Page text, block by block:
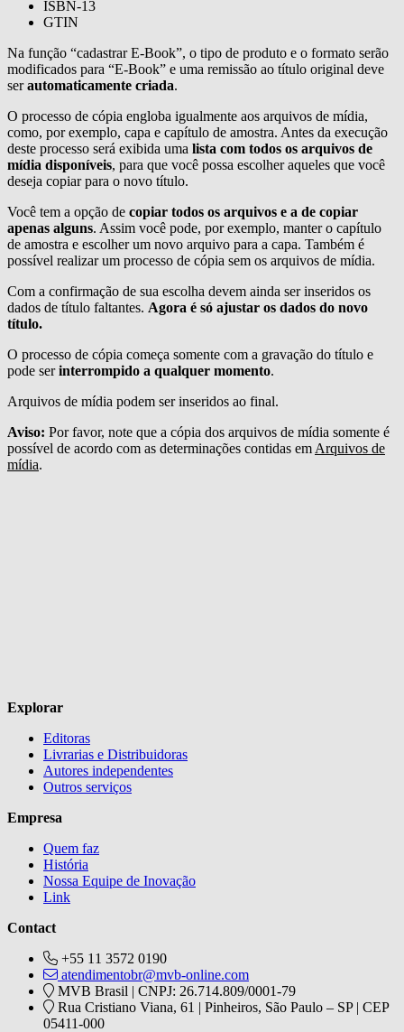
ISBN-13
GTIN
Na função “cadastrar E-Book”, o tipo de produto e o formato serão
modificados para “E-Book” e uma remissão ao título original deve
serautomaticamente criada.
O processo de cópia engloba igualmente aos arquivos de mídia,
como, por exemplo, capa e capítulo de amostra. Antes da execução
deste processo será exibida uma lista com todos os arquivos de
mídia disponíveis, para que você possa escolher aqueles que você
deseja copiar para o novo título.
Você tem a opção de copiar todos os arquivos e a de copiar
apenas alguns. Assim você pode, por exemplo, manter o capítulo
de amostra e escolher um novo arquivo para a capa. Também é
possível realizar um processo de cópia sem os arquivos de mídia.
Com a confirmação de sua escolha devem ainda ser inseridos os
dados de título faltantes. Agora é só ajustar os dados do novo
título.
O processo de cópia começa somente com a gravação do título e
pode serinterrompido a qualquer momento.
Arquivos de mídia podem ser inseridos ao final.
Aviso: Por favor, note que a cópia dos arquivos de mídia somente é
possível de acordo com as determinações contidas em Arquivos de
mídia.
Explorar
Editoras
Livrarias e Distribuidoras
Autores independentes
Outros serviços
Empresa
Quem faz
História
Nossa Equipe de Inovação
Link
Contact
+55 11 3572 0190
atendimentobr@mvb-online.com
MVB Brasil | CNPJ: 26.714.809/0001-79
Rua Cristiano Viana, 61 | Pinheiros, São Paulo – SP | CEP
05411-000